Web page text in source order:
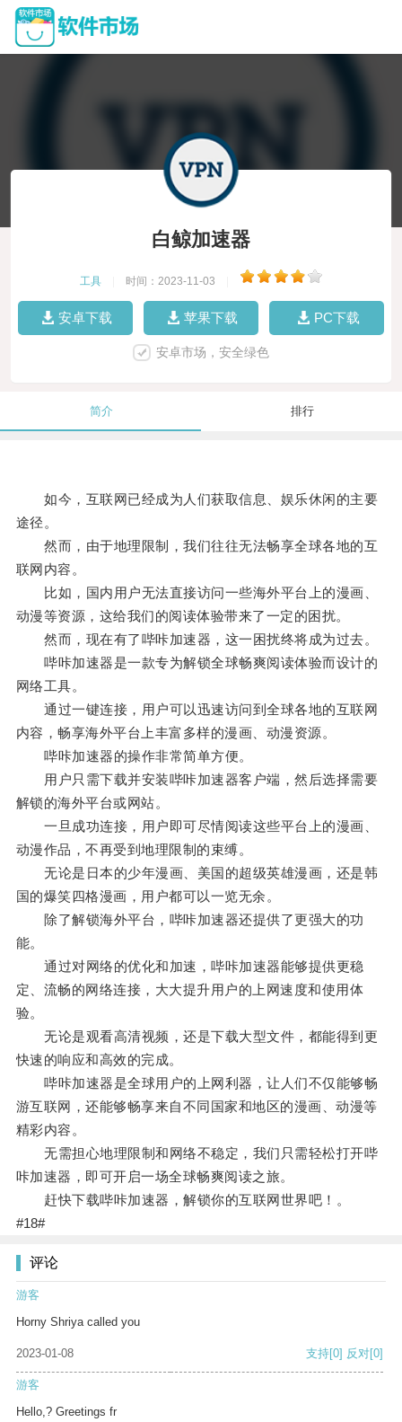
白鲸加速器
工具 时间：2023-11-03
安卓下载 苹果下载 PC下载
安卓市场，安全绿色
简介 排行
如今，互联网已经成为人们获取信息、娱乐休闲的主要
途径。
然而，由于地理限制，我们往往无法畅享全球各地的互
联网内容。
比如，国内用户无法直接访问一些海外平台上的漫画、
动漫等资源，这给我们的阅读体验带来了一定的困扰。
然而，现在有了哔咔加速器，这一困扰终将成为过去。
哔咔加速器是一款专为解锁全球畅爽阅读体验而设计的
网络工具。
通过一键连接，用户可以迅速访问到全球各地的互联网
内容，畅享海外平台上丰富多样的漫画、动漫资源。
哔咔加速器的操作非常简单方便。
用户只需下载并安装哔咔加速器客户端，然后选择需要
解锁的海外平台或网站。
一旦成功连接，用户即可尽情阅读这些平台上的漫画、
动漫作品，不再受到地理限制的束缚。
无论是日本的少年漫画、美国的超级英雄漫画，还是韩
国的爆笑四格漫画，用户都可以一览无余。
除了解锁海外平台，哔咔加速器还提供了更强大的功
能。
通过对网络的优化和加速，哔咔加速器能够提供更稳
定、流畅的网络连接，大大提升用户的上网速度和使用体
验。
无论是观看高清视频，还是下载大型文件，都能得到更
快速的响应和高效的完成。
哔咔加速器是全球用户的上网利器，让人们不仅能够畅
游互联网，还能够畅享来自不同国家和地区的漫画、动漫等
精彩内容。
无需担心地理限制和网络不稳定，我们只需轻松打开哔
咔加速器，即可开启一场全球畅爽阅读之旅。
赶快下载哔咔加速器，解锁你的互联网世界吧！。
#18#
评论
游客
Horny Shriya called you
2023-01-08 支持[0] 反对[0]
游客
Hello,? Greetings fr